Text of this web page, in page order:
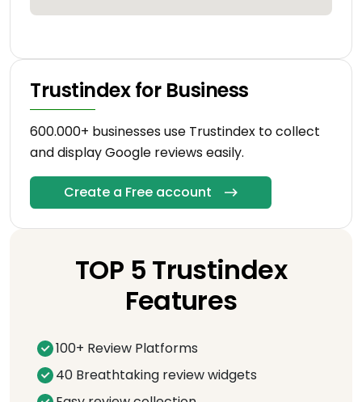
Trustindex for Business
600.000+ businesses use Trustindex to collect
and display Google reviews easily.
Create a Free account
TOP 5 Trustindex
Features
100+ Review Platforms
40 Breathtaking review widgets